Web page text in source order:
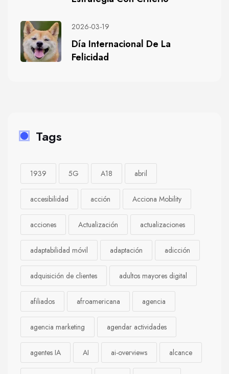
2026-03-19
Día Internacional De La
Felicidad
Tags
1939 5G A18 abril
accesibilidad acción Acciona Mobility
acciones Actualización actualizaciones
adaptabilidad móvil adaptación adicción
adquisición de clientes adultos mayores digital
afiliados afroamericana agencia
agencia marketing agendar actividades
agentes IA AI ai-overviews alcance